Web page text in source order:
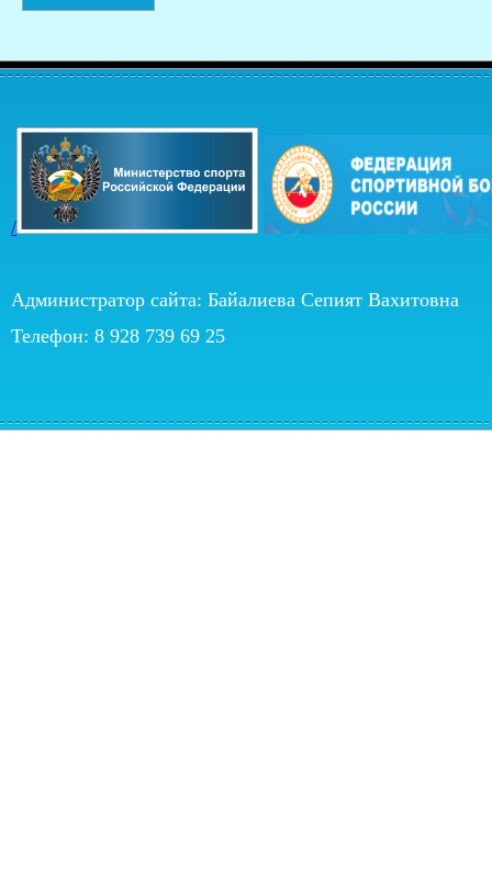
/
Администратор сайта: Байалиева Сепият Вахитовна
Телефон: 8 928 739 69 25